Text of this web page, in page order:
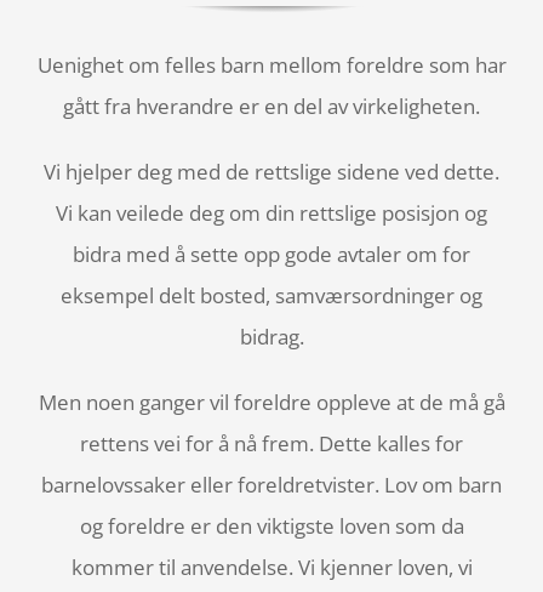
Uenighet om felles barn mellom foreldre som har
gått fra hverandre er en del av virkeligheten.
Vi hjelper deg med de rettslige sidene ved dette.
Vi kan veilede deg om din rettslige posisjon og
bidra med å sette opp gode avtaler om for
eksempel delt bosted, samværsordninger og
bidrag.
Men noen ganger vil foreldre oppleve at de må gå
rettens vei for å nå frem. Dette kalles for
barnelovssaker eller foreldretvister. Lov om barn
og foreldre er den viktigste loven som da
kommer til anvendelse. Vi kjenner loven, vi